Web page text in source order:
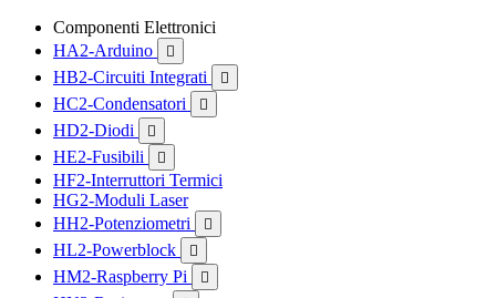
Componenti Elettronici
HA2-Arduino

HB2-Circuiti Integrati 
HC2-Condensatori 
HD2-Diodi 
HE2-Fusibili 
HF2-Interruttori Termici
HG2-Moduli Laser
HH2-Potenziometri

HL2-Powerblock 
HM2-Raspberry Pi 